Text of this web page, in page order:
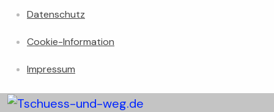
Datenschutz
Cookie-Information
Impressum